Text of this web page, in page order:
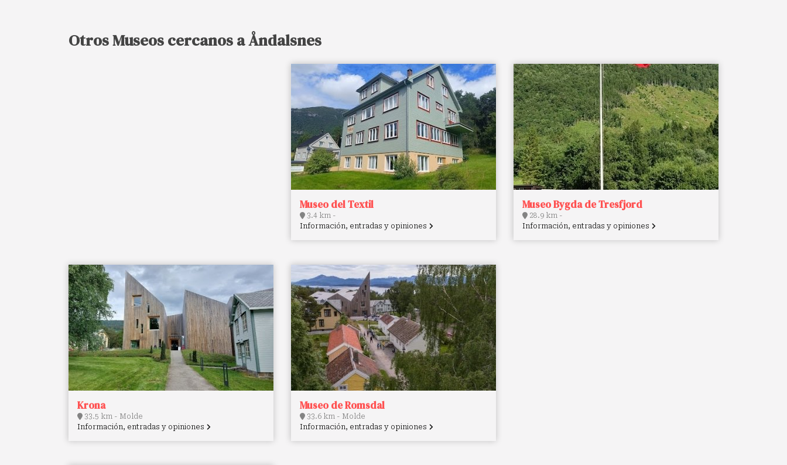
Otros Museos cercanos a Åndalsnes
Museo del Textil
3.4 km -
Información, entradas y opiniones
Museo Bygda de Tresfjord
28.9 km -
Información, entradas y opiniones
Krona
33.5 km - Molde
Información, entradas y opiniones
Museo de Romsdal
33.6 km - Molde
Información, entradas y opiniones